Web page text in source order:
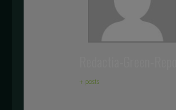
+ posts